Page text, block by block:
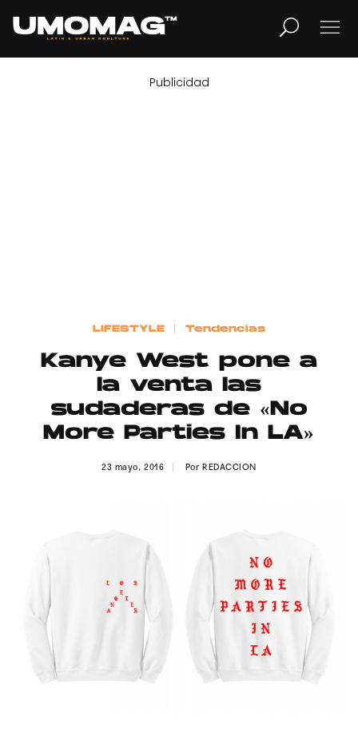
LIFESTYLE
Contacto
Aviso Legal
Publicidad
LIFESTYLE Tendencias
Kanye West pone a
la venta las
sudaderas de «No
More Parties In LA»
23 mayo, 2016 Por REDACCION